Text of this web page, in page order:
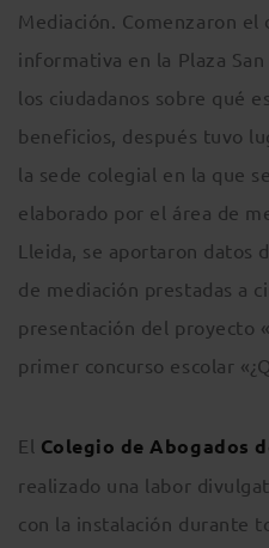
Mediación. Comenzaron el
informativa en la Plaza
los ciudadanos sobre qué
beneficios, después tuvo
la sede colegial en la que
elaborado por el área de
Lleida, se aportaron datos
de mediación prestadas a
presentación del proyecto
primer concurso escolar
El Colegio de Abogados
realizado una labor
con la instalación durante